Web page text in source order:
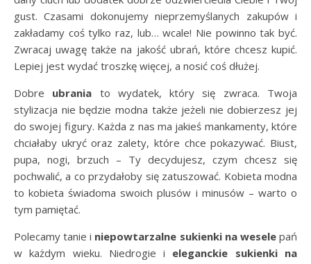
gust. Czasami dokonujemy nieprzemyślanych zakupów i
zakładamy coś tylko raz, lub… wcale! Nie powinno tak być.
Zwracaj uwagę także na jakość ubrań, które chcesz kupić.
Lepiej jest wydać troszkę więcej, a nosić coś dłużej.
Dobre ubrania to wydatek, który się zwraca. Twoja
stylizacja nie będzie modna także jeżeli nie dobierzesz jej
do swojej figury. Każda z nas ma jakieś mankamenty, które
chciałaby ukryć oraz zalety, które chce pokazywać. Biust,
pupa, nogi, brzuch – Ty decydujesz, czym chcesz się
pochwalić, a co przydałoby się zatuszować. Kobieta modna
to kobieta świadoma swoich plusów i minusów – warto o
tym pamiętać.
Polecamy tanie i niepowtarzalne sukienki na weselepań
w każdym wieku. Niedrogie i eleganckie sukienki na